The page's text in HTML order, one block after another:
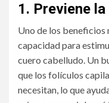
1. Previene
Uno de los beneficios
capacidad para
cuero cabelludo. Un
que los folículos
necesitan, lo que